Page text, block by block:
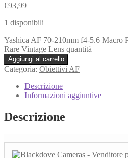
€93,99
1 disponibili
Yashica AF 70-210mm f4-5.6 Macro
Rare Vintage Lens quantità
Aggiungi al carrello
Categoria: Obiettivi AF
Descrizione
Informazioni aggiuntive
Descrizione